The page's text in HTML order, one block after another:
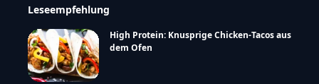
Leseempfehlung
High Protein: Knusprige Chicken-Tacos aus
dem Ofen